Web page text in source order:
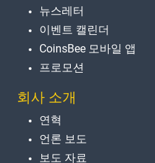
뉴스레터
이벤트 캘린더
CoinsBee 모바일 앱
프로모션
회사 소개
연혁
언론 보도
보도 자료